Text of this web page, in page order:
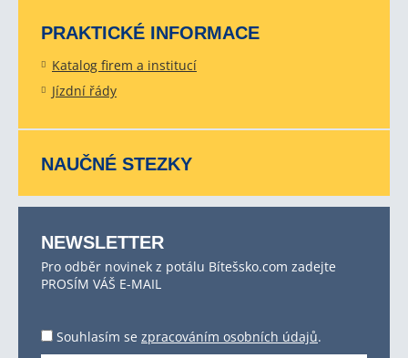
PRAKTICKÉ INFORMACE
Katalog firem a institucí
Jízdní řády
NAUČNÉ STEZKY
NEWSLETTER
Pro odběr novinek z potálu Bítešsko.com zadejte
PROSÍM VÁŠ E-MAIL
Souhlasím se zpracováním osobních údajů.